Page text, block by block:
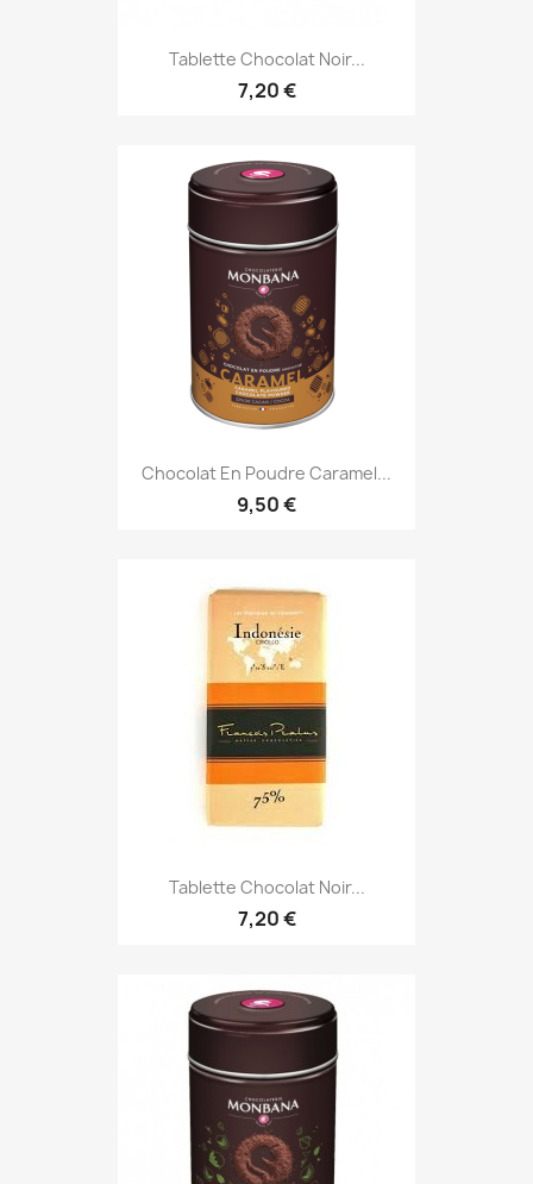
Tablette Chocolat Noir...
7,20 €
Chocolat En Poudre Caramel...
9,50 €
Tablette Chocolat Noir...
7,20 €